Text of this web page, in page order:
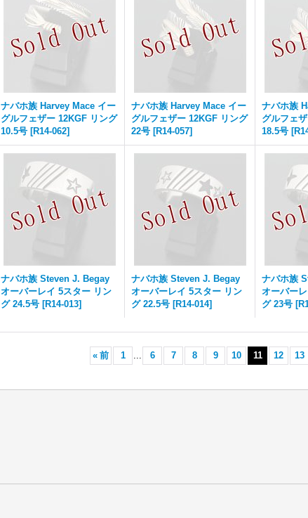
ナバホ族 Harvey Mace イー
グルフェザー 12KGF リング
10.5号 [R14-062]
ナバホ族 Harvey Mace イー
グルフェザー 12KGF リング
22号 [R14-057]
ナバホ族
グルフェ
18.5号 [
ナバホ族 Steven J. Begay
オーバーレイ 5スター リン
グ 24.5号 [R14-013]
ナバホ族 Steven J. Begay
オーバーレイ 5スター リン
グ 22.5号 [R14-014]
ナバホ族
オーバー
グ 23号 [
« 前 1 ... 6 7 8 9 10 11 12 13